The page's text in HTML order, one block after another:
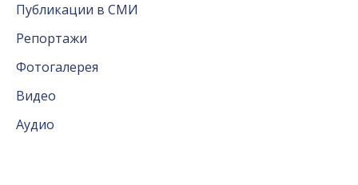
Публикации в СМИ
Репортажи
Фотогалерея
Видео
Аудио